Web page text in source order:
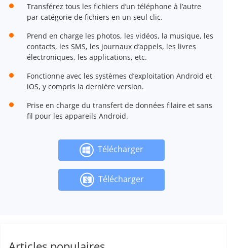
Transférez tous les fichiers d’un téléphone à l’autre
par catégorie de fichiers en un seul clic.
Prend en charge les photos, les vidéos, la musique, les
contacts, les SMS, les journaux d’appels, les livres
électroniques, les applications, etc.
Fonctionne avec les systèmes d’exploitation Android et
iOS, y compris la dernière version.
Prise en charge du transfert de données filaire et sans
fil pour les appareils Android.
Télécharger
Télécharger